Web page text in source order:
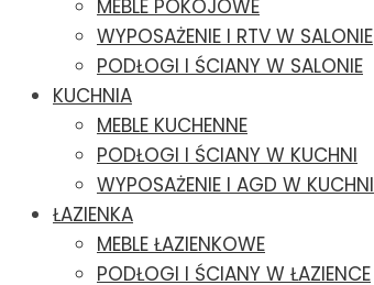
MEBLE POKOJOWE
WYPOSAŻENIE I RTV W SALONIE
PODŁOGI I ŚCIANY W SALONIE
KUCHNIA
MEBLE KUCHENNE
PODŁOGI I ŚCIANY W KUCHNI
WYPOSAŻENIE I AGD W KUCHNI
ŁAZIENKA
MEBLE ŁAZIENKOWE
PODŁOGI I ŚCIANY W ŁAZIENCE